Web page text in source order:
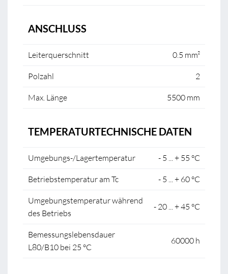
ANSCHLUSS
Leiterquerschnitt 0.5 mm²
Polzahl 2
Max. Länge 5500 mm
TEMPERATURTECHNISCHE DATEN
Umgebungs-/Lagertemperatur - 5 ... + 55 °C
Betriebstemperatur am Tc - 5 ... + 60 °C
Umgebungstemperatur während
des Betriebs
- 20 ... + 45 °C
Bemessungslebensdauer
L80/B10 bei 25 °C
60000 h